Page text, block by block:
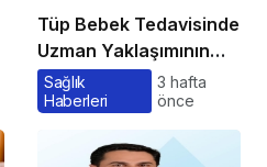
Tüp Bebek Tedavisinde
Uzman Yaklaşımının
Önemi ve Bilinmesi
Gerekenler
Sağlık
Haberleri
3 hafta
önce